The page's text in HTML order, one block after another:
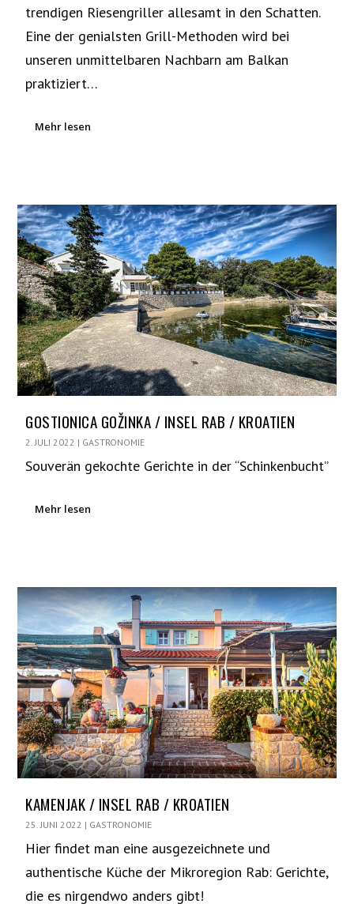
trendigen Riesengriller allesamt in den Schatten.
Eine der genialsten Grill-Methoden wird bei
unseren unmittelbaren Nachbarn am Balkan
praktiziert…
Mehr lesen
GOSTIONICA GOŽINKA / INSEL RAB / KROATIEN
2. JULI 2022 | GASTRONOMIE
Souverän gekochte Gerichte in der “Schinkenbucht”
Mehr lesen
KAMENJAK / INSEL RAB / KROATIEN
25. JUNI 2022 | GASTRONOMIE
Hier findet man eine ausgezeichnete und
authentische Küche der Mikroregion Rab: Gerichte,
die es nirgendwo anders gibt!